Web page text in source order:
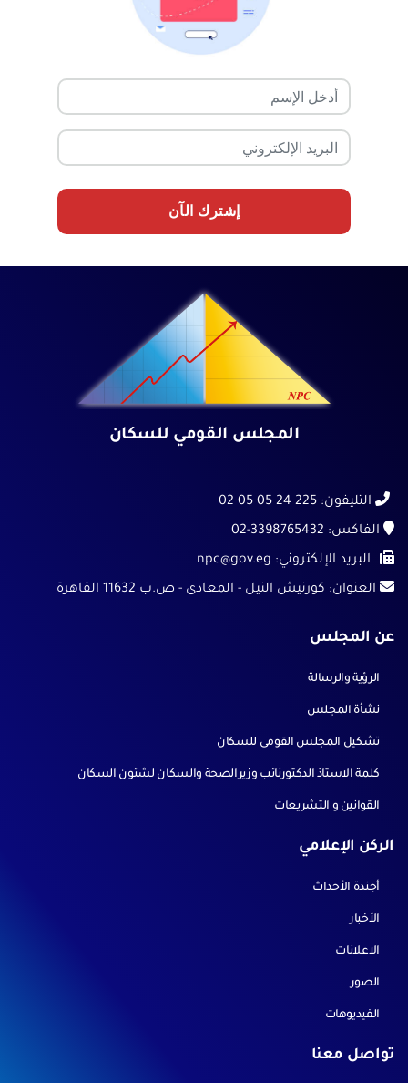
إشترك الآن
المجلس القومي للسكان
التليفون: 225 24 05 05 02
الفاكس: 02-3398765432
البريد الإلكتروني: npc@gov.eg
العنوان: كورنيش النيل - المعادى - ص.ب 11632 القاهرة
عن المجلس
الرؤية والرسالة
نشأة المجلس
تشكيل المجلس القومى للسكان
كلمة الاستاذ الدكتورنائب وزيرالصحة والسكان لشئون السكان
القوانين و التشريعات
الركن الإعلامي
أجندة الأحداث
الأخبار
الاعلانات
الصور
الفيديوهات
تواصل معنا